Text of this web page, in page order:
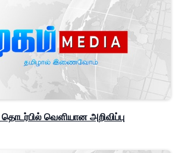
தொடர்பில் வௌியான அறிவிப்பு